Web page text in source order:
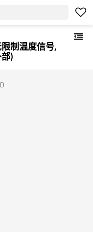
制温度信号,
)